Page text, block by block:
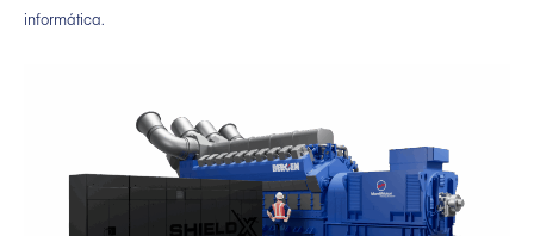
informática.